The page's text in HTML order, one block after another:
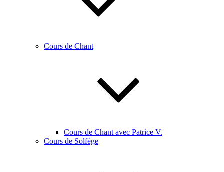
Cours de Chant
Cours de Chant avec Patrice V.
Cours de Solfège